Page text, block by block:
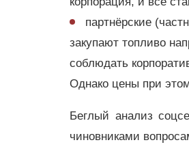
партнёрские
закупают топливо
соблюдать
Однако цены при
Беглый анализ
чиновниками